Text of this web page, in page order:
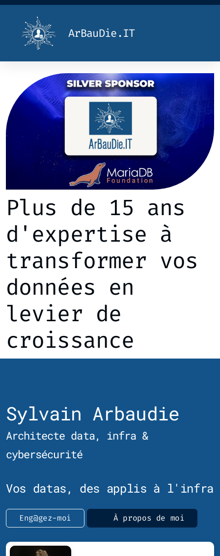
ArBauDie.IT
Plus de 15 ans
d'expertise à
transformer vos
données en
levier de
croissance
Sylvain Arbaudie
Architecte data, infra &
cybersécurité
Vos datas, des applis à l'infra
Eng@gez-moi À propos de moi